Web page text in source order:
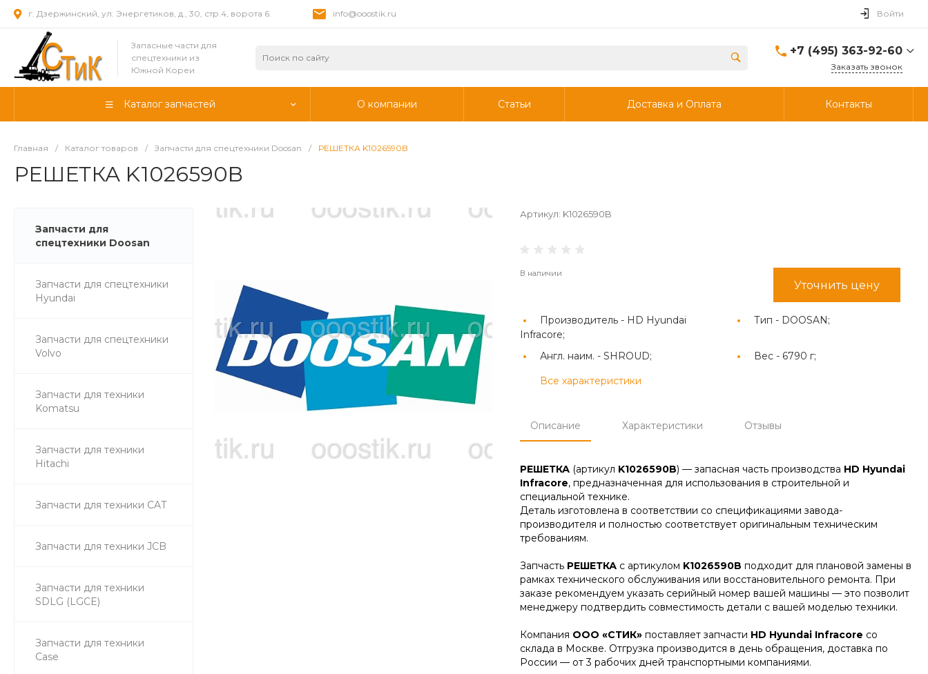
г. Дзержинский, ул. Энергетиков, д., 30, стр.4, ворота 6. info@ooostik.ru Войти
Запасные части для
спецтехники из
Южной Кореи
+7 (495) 363-92-60
г. Дзержинский, ул.
Заказать звонок
Каталог запчастей О компании Статьи Доставка и Оплата Контакты
Главная / Каталог товаров / Запчасти для спецтехники Doosan / РЕШЕТКА K1026590B
РЕШЕТКА K1026590B
Запчасти для
спецтехники Doosan
Запчасти для спецтехники
Hyundai
Запчасти для спецтехники
Volvo
Запчасти для техники
Komatsu
Запчасти для техники
Hitachi
Запчасти для техники CAT
Запчасти для техники JCB
Запчасти для техники
SDLG (LGCE)
Запчасти для техники
Case
Артикул: K1026590B
В наличии
Уточнить цену
Производитель - HD Hyundai
Infracore;
Тип - DOOSAN;
Англ. наим. - SHROUD; Вес - 6790 г;
Все характеристики
Описание Характеристики Отзывы
РЕШЕТКА(артикул K1026590B) — запасная часть производства HD Hyundai
Infracore, предназначенная для использования в строительной и
специальной технике.
Деталь изготовлена в соответствии со спецификациями завода-
производителя и полностью соответствует оригинальным техническим
требованиям.
Запчасть РЕШЕТКАс артикулом K1026590B подходит для плановой замены в
рамках технического обслуживания или восстановительного ремонта. При
заказе рекомендуем указать серийный номер вашей машины — это позволит
менеджеру подтвердить совместимость детали с вашей моделью техники.
Компания ООО «СТИК»поставляет запчасти HD Hyundai Infracore со
склада в Москве. Отгрузка производится в день обращения, доставка по
России — от 3 рабочих дней транспортными компаниями.